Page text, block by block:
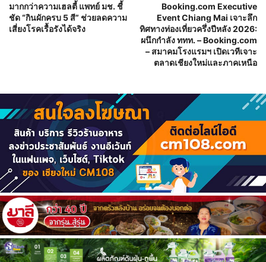
มากกว่าความเฮลตี้ แพทย์ มช. ชี้
ชัด “กินผักครบ 5 สี” ช่วยลดความ
เสี่ยงโรคเรื้อรังได้จริง
Booking.com Executive
Event Chiang Mai เจาะลึก
ทิศทางท่องเที่ยวครึ่งปีหลัง 2026:
ผนึกกำลัง ททท. – Booking.com
– สมาคมโรงแรมฯ เปิดเวทีเจาะ
ตลาดเชียงใหม่และภาคเหนือ